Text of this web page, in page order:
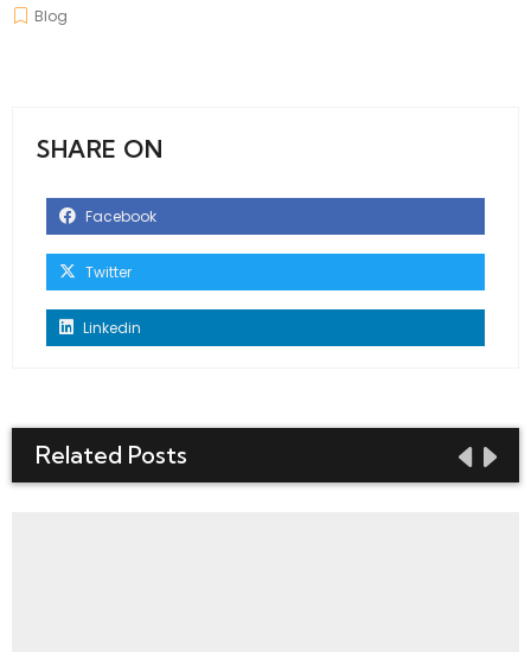
Blog
SHARE ON
Facebook
Twitter
Linkedin
Related Posts